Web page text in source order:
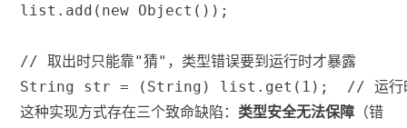
list . add ( new Object ( ) ) ;
// 取出时只能靠"猜"，类型错误要到运行时才暴露
String str = ( String ) list . get ( 1 ) ; // 运行
这种实现方式存在三个致命缺陷：类型安全无法保障 （错